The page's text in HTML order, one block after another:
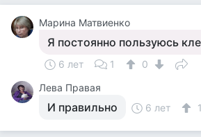
Марина Матвиенко
Я постоянно пользуюсь
6 лет 1
0
Лева Правая
И правильно 6 лет 1